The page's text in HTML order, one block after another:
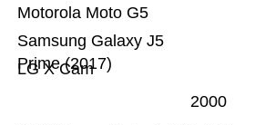
LG X Cam
Samsung Galaxy J5
Prime (2017)
Motorola Moto G5
2000